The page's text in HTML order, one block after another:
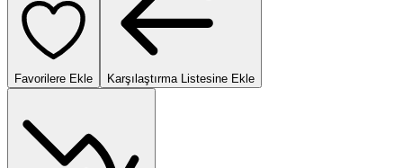
Favorilere Ekle Karşılaştırma Listesine Ekle